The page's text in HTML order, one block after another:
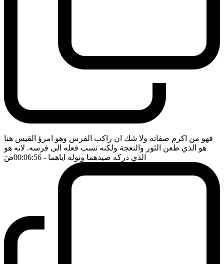
فهو من اكرم صفاته ولا شك ان راكب الفرس وهو امرؤ القيس هنا
هو الذي طعن الثور والنعجة ولكنه نسب فعله الى فرسه. لانه هو
الذي دركه صيدهما ونوله اياهما - 00:06:56 ضَ